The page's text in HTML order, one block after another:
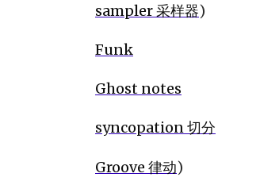
sampler 采样器)
Funk
Ghost notes
syncopation 切分
Groove 律动)